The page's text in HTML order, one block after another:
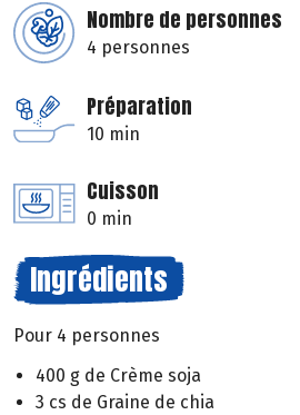
Nombre de personnes
4 personnes
Préparation
10 min
Cuisson
0 min
Ingrédients
Pour 4 personnes
400 g de Crème soja
3 cs de Graine de chia